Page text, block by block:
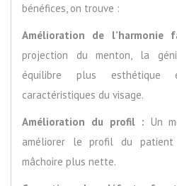
bénéfices, on trouve :
Amélioration de l’harmonie
projection du menton, la
équilibre plus esthétique
caractéristiques du visage.
Amélioration du profil : Un
améliorer le profil du
mâchoire plus nette.